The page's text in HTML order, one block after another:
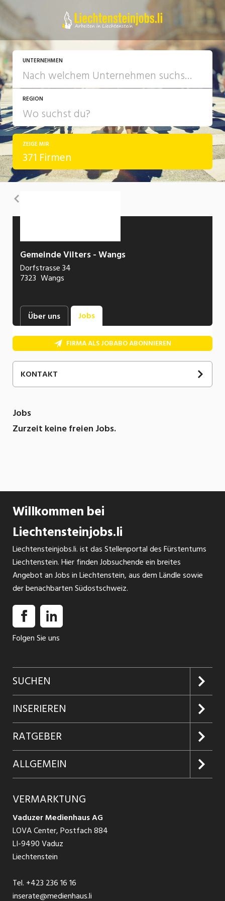
UNTERNEHMEN
REGION
ZEIGE MIR
371 Firmen
Gemeinde Vilters - Wangs
Dorfstrasse 34
7323 Wangs
Über uns Jobs
FIRMA ALS JOBABO ABONNIEREN
KONTAKT
Jobs
Zurzeit keine freien Jobs.
Willkommen bei
Liechtensteinjobs.li
Liechtensteinjobs.li. ist das Stellenportal des Fürstentums
Liechtenstein. Hier finden Jobsuchende ein breites
Angebot an Jobs in Liechtenstein, aus dem Ländle sowie
der benachbarten Südostschweiz.
Folgen Sie uns
SUCHEN
Jobs suchen
Jobabo
Firmen entdecken
Jobs in Graubünden
Jobs in St. Gallen
Jobs in Glarus
Jobs in der Südostschweiz
Temporär Jobs
INSERIEREN
Kundenlogin
Inserieren
Produkte
Schnittstelle
RATGEBER
Glossar
Ratgeber Bewerbung / Rekrutierung
ALLGEMEIN
AGB
Datenschutzbestimmungen
Nutzungsbedingungen
Impressum
VERMARKTUNG
Vaduzer Medienhaus AG
LOVA Center, Postfach 884
LI-9490 Vaduz
Liechtenstein
Tel. +423 236 16 16
inserate@medienhaus.li